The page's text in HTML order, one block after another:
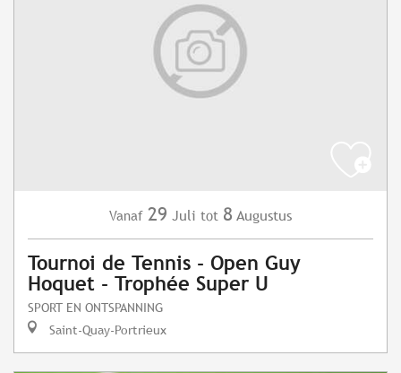
Vanaf 29 Juli tot 8 Augustus
Tournoi de Tennis - Open Guy
Hoquet - Trophée Super U
SPORT EN ONTSPANNING
Saint-Quay-Portrieux